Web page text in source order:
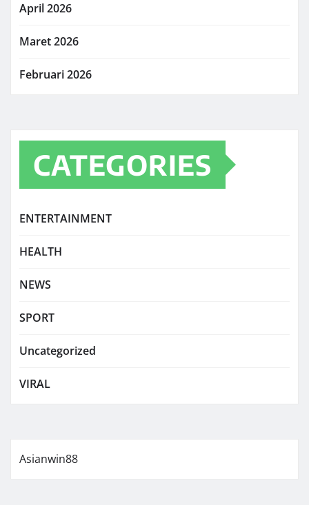
April 2026
Maret 2026
Februari 2026
CATEGORIES
ENTERTAINMENT
HEALTH
NEWS
SPORT
Uncategorized
VIRAL
Asianwin88